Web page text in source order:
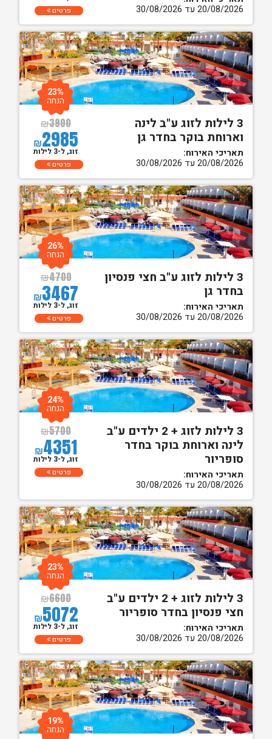
20/08/2026 עד 30/08/2026
פרטים
3 לילות לזוג ע"ב לינה
וארוחת בוקר בחדר גן
תאריכי האירוח:
20/08/2026 עד 30/08/2026
₪3900
₪2985
23%
הנחה
זוג, ל-3 לילות
פרטים
3 לילות לזוג ע"ב חצי פנסיון
בחדר גן
תאריכי האירוח:
20/08/2026 עד 30/08/2026
₪4700
₪3467
26%
הנחה
זוג, ל-3 לילות
פרטים
3 לילות לזוג + 2 ילדים ע"ב
לינה וארוחת בוקר בחדר
סופריור
תאריכי האירוח:
20/08/2026 עד 30/08/2026
₪5700
₪4351
24%
הנחה
זוג, ל-3 לילות
פרטים
3 לילות לזוג + 2 ילדים ע"ב
חצי פנסיון בחדר סופריור
תאריכי האירוח:
20/08/2026 עד 30/08/2026
₪6600
₪5072
23%
הנחה
זוג, ל-3 לילות
פרטים
19%
הנחה